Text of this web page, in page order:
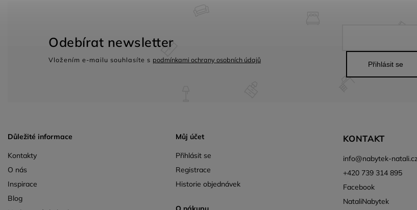
Důležité informace
Kontakty
O nás
Inspirace
Blog
Můj účet
Přihlásit se
Registrace
Historie objednávek
KONTAKT
info@nabytek-
+420 739 314 895
Facebook
NataliNabytek
Odebírat newsletter
Vložením e-mailu souhlasíte s podmínkami ochrany osobních údajů
Přihlásit se